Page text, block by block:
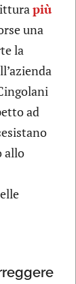
più
una
la
ad
allo